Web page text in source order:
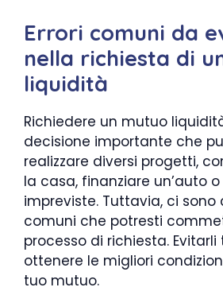
Errori comuni da
nella richiesta di
liquidità
Richiedere un mutuo
decisione importante che
realizzare diversi progetti,
la casa, finanziare un’auto
impreviste. Tuttavia, ci sono
comuni che potresti
processo di richiesta.
ottenere le migliori
tuo mutuo.